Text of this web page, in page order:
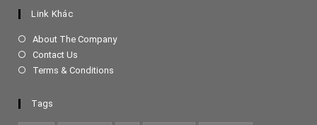
Link Khác
About The Company
Contact Us
Terms & Conditions
Tags